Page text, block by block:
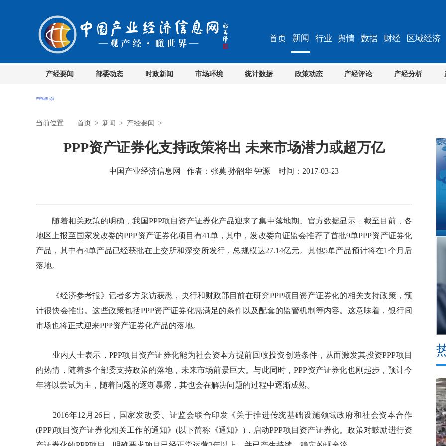
首页 新闻
产经要闻 部委动态 时政新闻 市场环境 统计数据 政策动态 产经评论 产经分析
行业 舆情 数据 财经 区域经济
当前位置 首页 > 新闻 > 产经要闻 >
PPP资产证券化支持政策将出 未来市场潜力或超万亿
中国产业经济信息网 作者：张莫 孙韶华 钟源 时间：2017-03-23
随着相关政策的明确，我国PPP项目资产证券化产品迎来了集中落地期。官方数据显示，截至目前，各
地区上报至国家发改委的PPP资产证券化项目有41单，其中，发改委向证监会推荐了首批9单PPP资产证券化
产品，其中有4单产品已经获批在上交所和深交所发行，总规模达27.14亿元。其他5单产品预计将在1个月后
落地。
《经济参考报》记者多方采访获悉，央行和财政部目前在研究PPP项目资产证券化的相关支持政策，预
计很快会推出。这些政策包括PPP资产证券化需满足的条件以及配套的监管机制等内容。这意味着，银行间
市场也将正式迎来PPP资产证券化产品的落地。
业内人士表示，PPP项目资产证券化能为社会资本方提前回收投资创造条件，从而激发其投资PPP项目
的热情，随着多个部委支持政策的落地，未来市场前景巨大。与此同时，PPP资产证券化也刚起步，预计今
年将以尝试为主，随着问题的逐渐暴露，其也会在解决问题的过程中逐渐成熟。
2016年12月26日，国家发改委、证监会联合印发《关于推进传统基础设施领域政府和社会资本合作
(PPP)项目资产证券化相关工作的通知》(以下简称《通知》)，启动PPP项目资产证券化。政策对鼓励进行资